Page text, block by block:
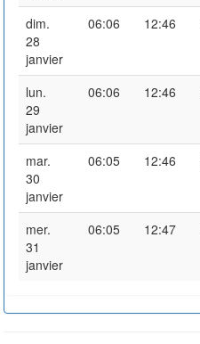
dim.
28
janvier
06:06 12:46
lun.
29
janvier
06:06 12:46
mar.
30
janvier
06:05 12:46
mer.
31
janvier
06:05 12:47